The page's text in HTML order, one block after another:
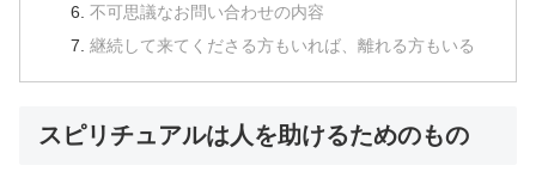
不可思議なお問い合わせの内容
継続して来てくださる方もいれば、離れる方もいる
スピリチュアルは人を助けるためのもの